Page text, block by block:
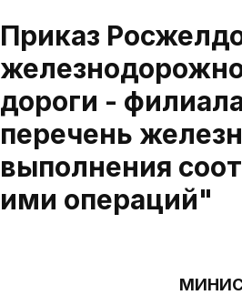
Приказ
дороги -
перечень
выполнения
ими операций"